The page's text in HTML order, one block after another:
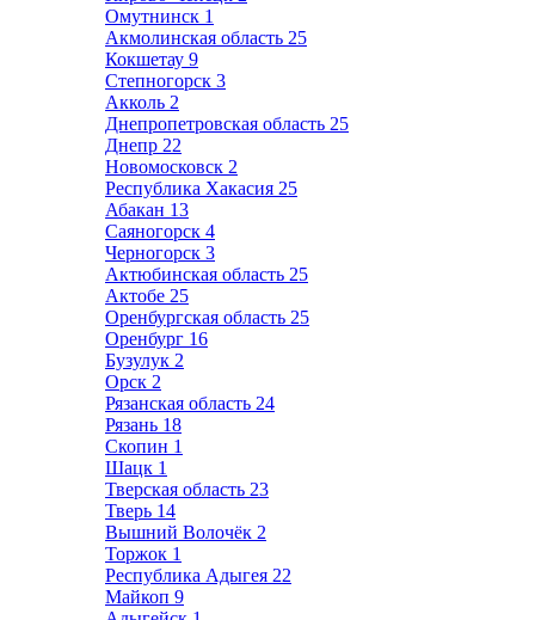
Омутнинск 1
Акмолинская область 25
Кокшетау 9
Степногорск 3
Акколь 2
Днепропетровская область 25
Днепр 22
Новомосковск 2
Республика Хакасия 25
Абакан 13
Саяногорск 4
Черногорск 3
Актюбинская область 25
Актобе 25
Оренбургская область 25
Оренбург 16
Бузулук 2
Орск 2
Рязанская область 24
Рязань 18
Скопин 1
Шацк 1
Тверская область 23
Тверь 14
Вышний Волочёк 2
Торжок 1
Республика Адыгея 22
Майкоп 9